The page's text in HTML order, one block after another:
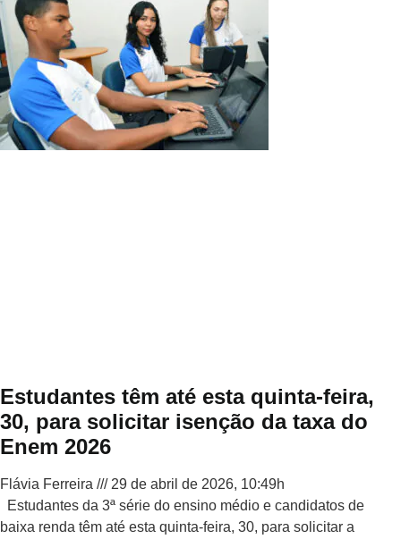
Estudantes têm até esta quinta-feira,
30, para solicitar isenção da taxa do
Enem 2026
Flávia Ferreira
29 de abril de 2026, 10:49h
Estudantes da 3ª série do ensino médio e candidatos de
baixa renda têm até esta quinta-feira, 30, para solicitar a